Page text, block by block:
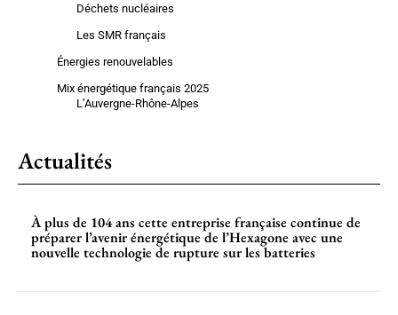
Déchets nucléaires
Les SMR français
Énergies renouvelables
Mix énergétique français 2025
L’Auvergne-Rhône-Alpes
Actualités
À plus de 104 ans cette entreprise française continue de
préparer l’avenir énergétique de l’Hexagone avec une
nouvelle technologie de rupture sur les batteries